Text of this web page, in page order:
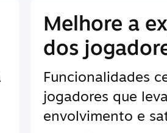
Melhore a
dos
Funcionalidades
jogadores que
envolvimento e